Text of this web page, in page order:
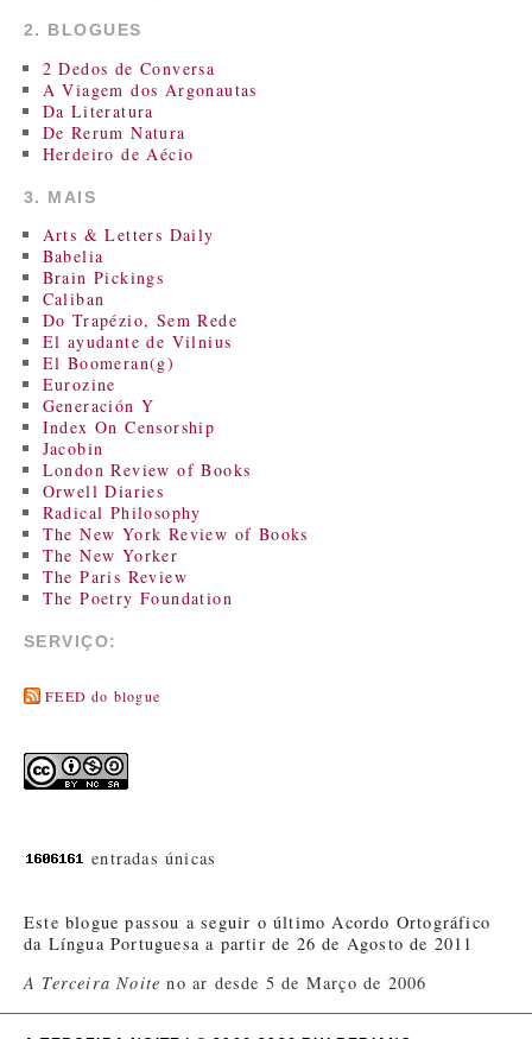
2. BLOGUES
2 Dedos de Conversa
A Viagem dos Argonautas
Da Literatura
De Rerum Natura
Herdeiro de Aécio
3. MAIS
Arts & Letters Daily
Babelia
Brain Pickings
Caliban
Do Trapézio, Sem Rede
El ayudante de Vilnius
El Boomeran(g)
Eurozine
Generación Y
Index On Censorship
Jacobin
London Review of Books
Orwell Diaries
Radical Philosophy
The New York Review of Books
The New Yorker
The Paris Review
The Poetry Foundation
SERVIÇO:
FEED do blogue
entradas únicas
Este blogue passou a seguir o último Acordo Ortográfico
da Língua Portuguesa a partir de 26 de Agosto de 2011
A Terceira Noite no ar desde 5 de Março de 2006